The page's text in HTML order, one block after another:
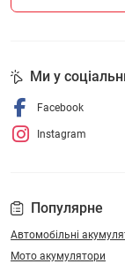
Популярне
Автомобільні
Мото акумулятори
Ми у
Facebook
Instagram